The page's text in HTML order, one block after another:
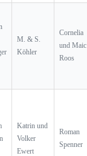
M. & S.
Köhler
Cornelia
und Maic
Roos
Katrin und
Volker
Ewert
Roman
Spenner